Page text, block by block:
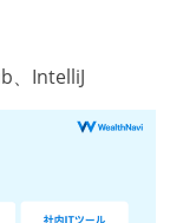
、IntelliJ